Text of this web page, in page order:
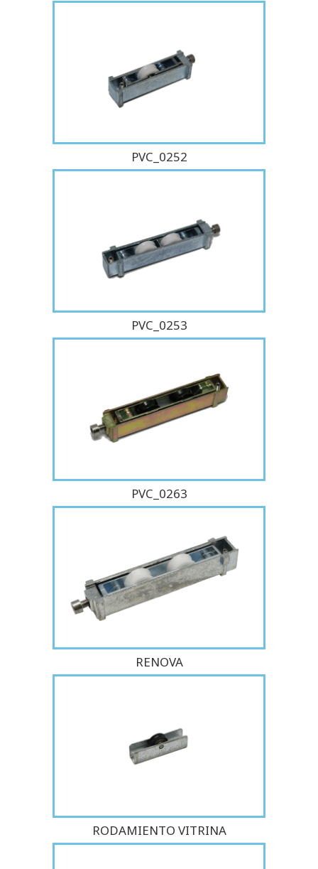
PVC_0252
PVC_0253
PVC_0263
RENOVA
RODAMIENTO VITRINA